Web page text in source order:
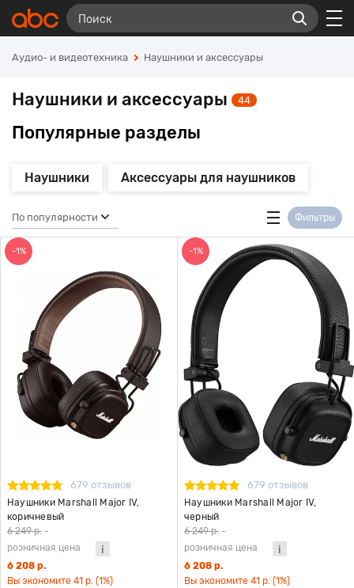
Аудио- и видеотехника Наушники и аксессуары
Наушники и аксессуары 44
Популярные разделы
Наушники Аксессуары для наушников
По популярности Фильтры
-1%
679 отзывов
Наушники Marshall Major IV,
коричневый
6 249 р. -
розничная цена
6 208 р.
Вы экономите 41 р. (1%)
-1%
679 отзывов
Наушники Marshall Major IV,
черный
6 249 р. -
розничная цена
6 208 р.
Вы экономите 41 р. (1%)